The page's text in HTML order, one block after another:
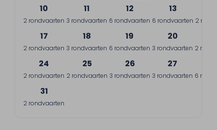
10
2 rondvaarten
11
3 rondvaarten
12
6 rondvaarten
13
6 rondvaarten 2
17
2 rondvaarten
18
3 rondvaarten
19
6 rondvaarten
20
3 rondvaarten 2
24
2 rondvaarten
25
2 rondvaarten
26
3 rondvaarten
27
3 rondvaarten 6
31
2 rondvaarten